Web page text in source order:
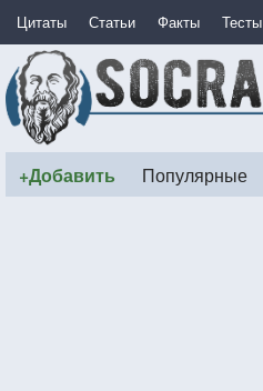
Цитаты Статьи Факты Тесты
+Добавить Популярные